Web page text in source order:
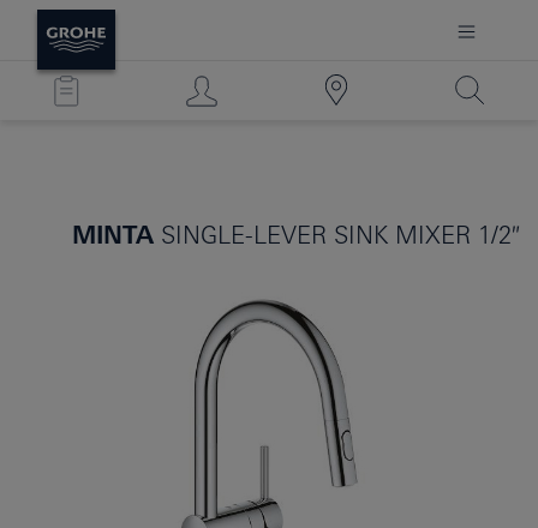
MINTA SINGLE-LEVER SINK MIXER 1/2″